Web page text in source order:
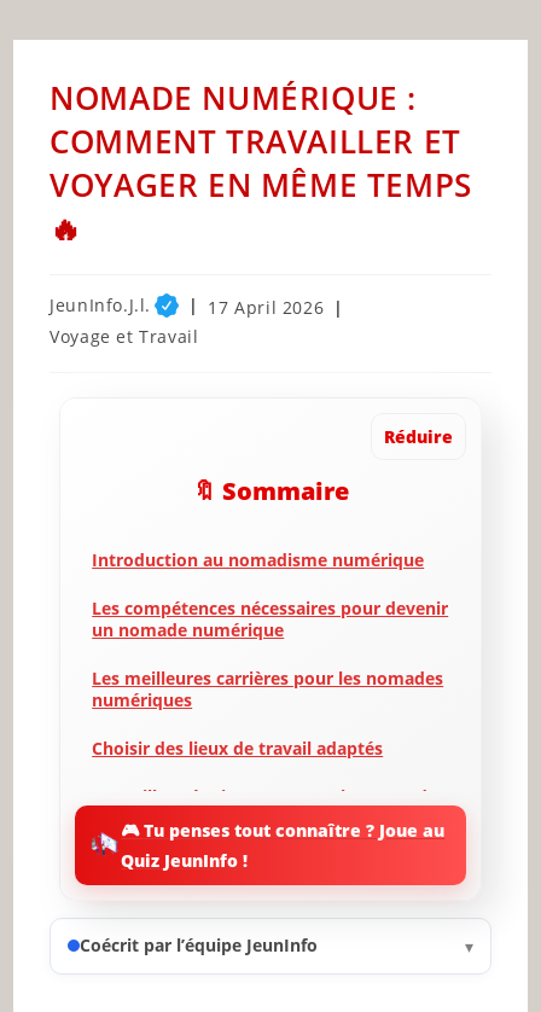
NOMADE NUMÉRIQUE :
COMMENT TRAVAILLER ET
VOYAGER EN MÊME TEMPS
🔥
Post
author:
JeunInfo.J.l.
Post
17 April 2026
Post
Voyage et Travail
Réduire
🔖 Sommaire
Introduction au nomadisme numérique
Les compétences nécessaires pour devenir
un nomade numérique
Les meilleures carrières pour les nomades
numériques
Choisir des lieux de travail adaptés
Le meilleur équipement pour les nomades
Gérer son temps entre travail et loisirs
Surmonter les défis du nomadisme
numérique
🎮 Tu penses tout connaître ? Joue au
Quiz JeunInfo !
Coécrit par l’équipe JeunInfo ▾